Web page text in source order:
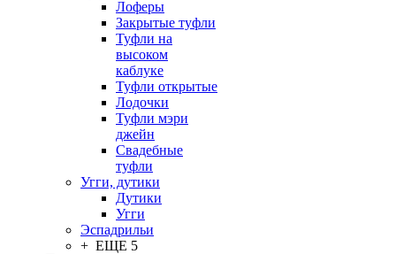
Лоферы
Закрытые туфли
Туфли на
высоком
каблуке
Туфли открытые
Лодочки
Туфли мэри
джейн
Свадебные
туфли
Угги, дутики
Дутики
Угги
Эспадрильи
+ ЕЩЕ 5